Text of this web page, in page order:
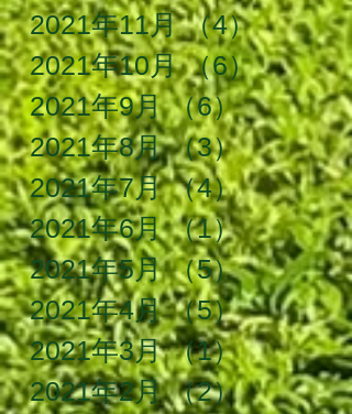
2021年11月 （4）4件の記
2021年10月 （6）6件の記
2021年9月 （6）6件の記事
2021年8月 （3）3件の記事
2021年7月 （4）4件の記事
2021年6月 （1）1件の記事
2021年5月 （5）5件の記事
2021年4月 （5）5件の記事
2021年3月 （1）1件の記事
2021年2月 （2）2件の記事